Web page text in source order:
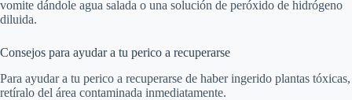
vomite dándole agua salada o una solución de peróxido de hidrógeno
diluida.
Consejos para ayudar a tu perico a recuperarse
Para ayudar a tu perico a recuperarse de haber ingerido plantas tóxicas,
retíralo del área contaminada inmediatamente.